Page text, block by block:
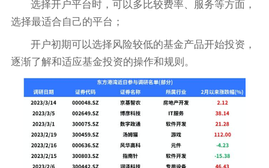
选择开户平台时，可以多比较费率、服务等方面，
选择最适合自己的平台；
开户初期可以选择风险较低的基金产品开始投资，
逐渐了解和适应基金投资的操作和规则。